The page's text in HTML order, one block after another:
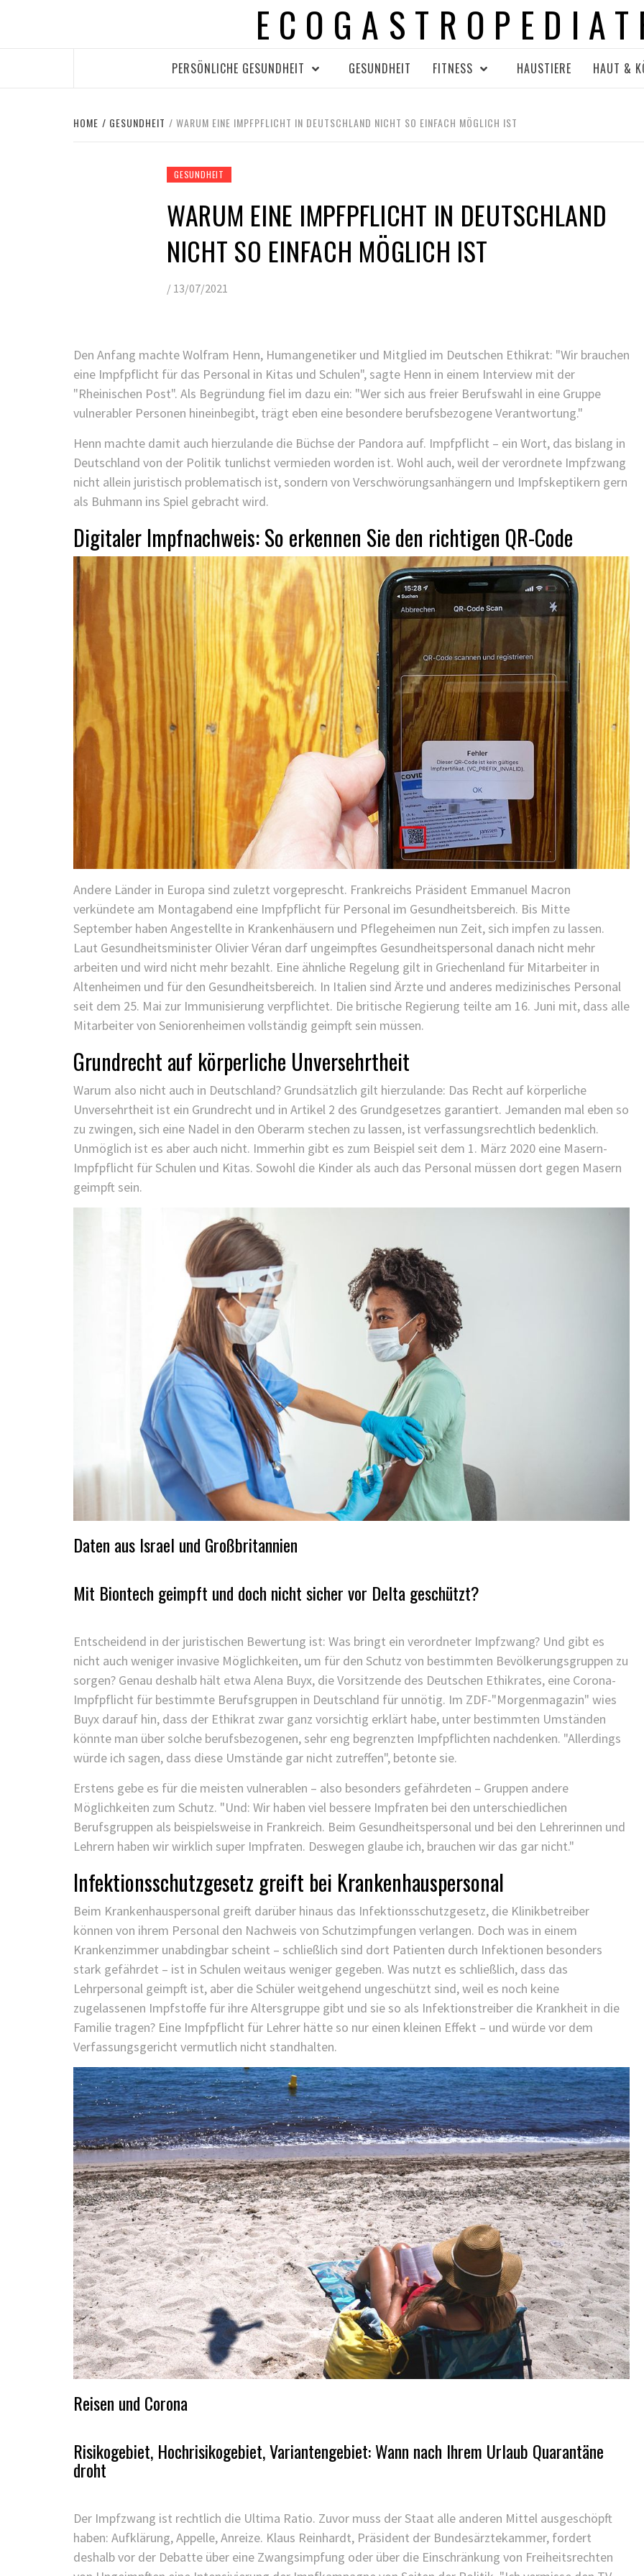
PERSÖNLICHE GESUNDHEIT GESUNDHEIT FITNESS HAUSTIERE HAUT &
HOME GESUNDHEIT WARUM EINE IMPFPFLICHT IN DEUTSCHLAND NICHT SO EINFACH MÖGLICH IST
GESUNDHEIT
WARUM EINE IMPFPFLICHT IN DEUTSCHLAND
NICHT SO EINFACH MÖGLICH IST
/ 13/07/2021
Den Anfang machte Wolfram Henn, Humangenetiker und Mitglied im Deutschen Ethikrat: "Wir brauchen
eine Impfpflicht für das Personal in Kitas und Schulen", sagte Henn in einem Interview mit der
"Rheinischen Post". Als Begründung fiel im dazu ein: "Wer sich aus freier Berufswahl in eine Gruppe
vulnerabler Personen hineinbegibt, trägt eben eine besondere berufsbezogene Verantwortung."
Henn machte damit auch hierzulande die Büchse der Pandora auf. Impfpflicht – ein Wort, das bislang in
Deutschland von der Politik tunlichst vermieden worden ist. Wohl auch, weil der verordnete Impfzwang
nicht allein juristisch problematisch ist, sondern von Verschwörungsanhängern und Impfskeptikern gern
als Buhmann ins Spiel gebracht wird.
Digitaler Impfnachweis: So erkennen Sie den richtigen QR-Code
Andere Länder in Europa sind zuletzt vorgeprescht. Frankreichs Präsident Emmanuel Macron
verkündete am Montagabend eine Impfpflicht für Personal im Gesundheitsbereich. Bis Mitte
September haben Angestellte in Krankenhäusern und Pflegeheimen nun Zeit, sich impfen zu lassen.
Laut Gesundheitsminister Olivier Véran darf ungeimpftes Gesundheitspersonal danach nicht mehr
arbeiten und wird nicht mehr bezahlt. Eine ähnliche Regelung gilt in Griechenland für Mitarbeiter in
Altenheimen und für den Gesundheitsbereich. In Italien sind Ärzte und anderes medizinisches Personal
seit dem 25. Mai zur Immunisierung verpflichtet. Die britische Regierung teilte am 16. Juni mit, dass alle
Mitarbeiter von Seniorenheimen vollständig geimpft sein müssen.
Grundrecht auf körperliche Unversehrtheit
Warum also nicht auch in Deutschland? Grundsätzlich gilt hierzulande: Das Recht auf körperliche
Unversehrtheit ist ein Grundrecht und in Artikel 2 des Grundgesetzes garantiert. Jemanden mal eben so
zu zwingen, sich eine Nadel in den Oberarm stechen zu lassen, ist verfassungsrechtlich bedenklich.
Unmöglich ist es aber auch nicht. Immerhin gibt es zum Beispiel seit dem 1. März 2020 eine Masern-
Impfpflicht für Schulen und Kitas. Sowohl die Kinder als auch das Personal müssen dort gegen Masern
geimpft sein.
Daten aus Israel und Großbritannien
Mit Biontech geimpft und doch nicht sicher vor Delta geschützt?
Entscheidend in der juristischen Bewertung ist: Was bringt ein verordneter Impfzwang? Und gibt es
nicht auch weniger invasive Möglichkeiten, um für den Schutz von bestimmten Bevölkerungsgruppen zu
sorgen? Genau deshalb hält etwa Alena Buyx, die Vorsitzende des Deutschen Ethikrates, eine Corona-
Impfpflicht für bestimmte Berufsgruppen in Deutschland für unnötig. Im ZDF-"Morgenmagazin" wies
Buyx darauf hin, dass der Ethikrat zwar ganz vorsichtig erklärt habe, unter bestimmten Umständen
könnte man über solche berufsbezogenen, sehr eng begrenzten Impfpflichten nachdenken. "Allerdings
würde ich sagen, dass diese Umstände gar nicht zutreffen", betonte sie.
Erstens gebe es für die meisten vulnerablen – also besonders gefährdeten – Gruppen andere
Möglichkeiten zum Schutz. "Und: Wir haben viel bessere Impfraten bei den unterschiedlichen
Berufsgruppen als beispielsweise in Frankreich. Beim Gesundheitspersonal und bei den Lehrerinnen und
Lehrern haben wir wirklich super Impfraten. Deswegen glaube ich, brauchen wir das gar nicht."
Infektionsschutzgesetz greift bei Krankenhauspersonal
Beim Krankenhauspersonal greift darüber hinaus das Infektionsschutzgesetz, die Klinikbetreiber
können von ihrem Personal den Nachweis von Schutzimpfungen verlangen. Doch was in einem
Krankenzimmer unabdingbar scheint – schließlich sind dort Patienten durch Infektionen besonders
stark gefährdet – ist in Schulen weitaus weniger gegeben. Was nutzt es schließlich, dass das
Lehrpersonal geimpft ist, aber die Schüler weitgehend ungeschützt sind, weil es noch keine
zugelassenen Impfstoffe für ihre Altersgruppe gibt und sie so als Infektionstreiber die Krankheit in die
Familie tragen? Eine Impfpflicht für Lehrer hätte so nur einen kleinen Effekt – und würde vor dem
Verfassungsgericht vermutlich nicht standhalten.
Reisen und Corona
Risikogebiet, Hochrisikogebiet, Variantengebiet: Wann nach Ihrem Urlaub Quarantäne
droht
Der Impfzwang ist rechtlich die Ultima Ratio. Zuvor muss der Staat alle anderen Mittel ausgeschöpft
haben: Aufklärung, Appelle, Anreize. Klaus Reinhardt, Präsident der Bundesärztekammer, fordert
deshalb vor der Debatte über eine Zwangsimpfung oder über die Einschränkung von Freiheitsrechten
NICHT FRUSTRIEREND, DASS ALLES
SO LANGE DAUERT?
25/11/2021